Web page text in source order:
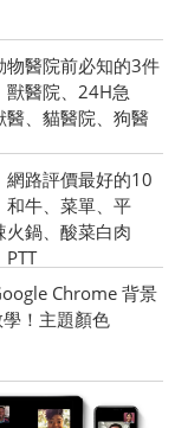
物醫院前必知的3件
獸醫院、24H急
、貓醫院、狗醫
網路評價最好的10
和牛、菜單、平
鍋、酸菜白肉
Chrome 背景
！主題顏色